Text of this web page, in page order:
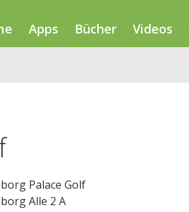
Apps Bücher Videos
Palace Golf
Alle 2 A